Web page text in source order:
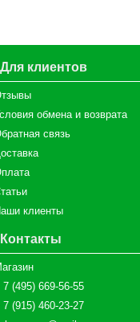
Для клиентов
обмена и возврата
связь
клиенты
Контакты
7 (495) 669-56-55
7 (915) 460-23-27